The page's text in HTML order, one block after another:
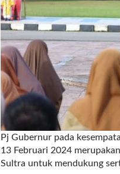
Pj Gubernur pada
13 Februari 2024
Sultra untuk mendukung